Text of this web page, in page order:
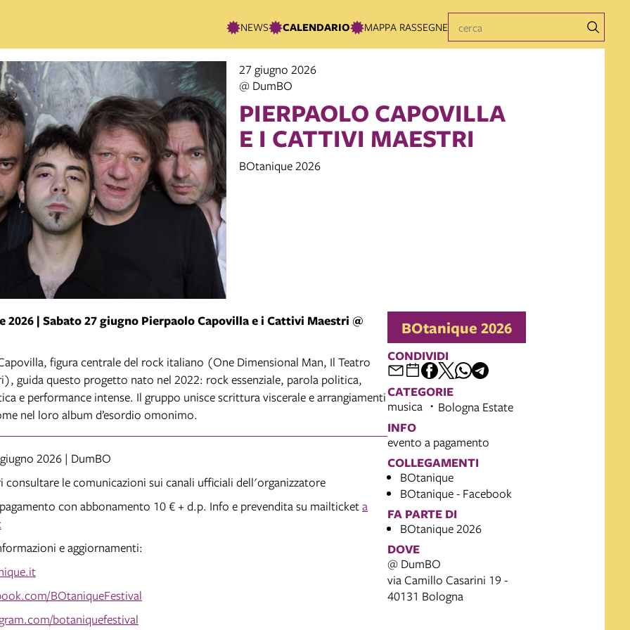
NEWS CALENDARIO MAPPA RASSEGNE
27 giugno 2026
@ DumBO
PIERPAOLO CAPOVILLA
E I CATTIVI MAESTRI
BOtanique 2026
2026 | Sabato 27 giugno Pierpaolo Capovilla e i Cattivi Maestri @
figura centrale del rock italiano (One Dimensional Man, Il Teatro
guida questo progetto nato nel 2022: rock essenziale, parola politica,
e performance intense. Il gruppo unisce scrittura viscerale e arrangiamenti
nel loro album d’esordio omonimo.
2026 | DumBO
consultare le comunicazioni sui canali ufficiali dell'organizzatore
con abbonamento 10 € + d.p. Info e prevendita su mailticketa
e aggiornamenti:
BOtaniqueFestival
botaniquefestival
BOtanique 2026
CONDIVIDI
CATEGORIE
musica
Bologna Estate
INFO
evento a pagamento
COLLEGAMENTI
BOtanique
BOtanique - Facebook
FA PARTE DI
BOtanique 2026
DOVE
@ DumBO
via Camillo Casarini 19 -
40131 Bologna